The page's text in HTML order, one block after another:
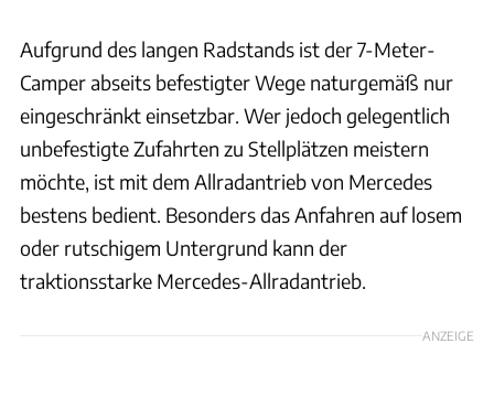
Aufgrund des langen Radstands ist der 7-Meter-
Camper abseits befestigter Wege naturgemäß nur
eingeschränkt einsetzbar. Wer jedoch gelegentlich
unbefestigte Zufahrten zu Stellplätzen meistern
möchte, ist mit dem Allradantrieb von Mercedes
bestens bedient. Besonders das Anfahren auf losem
oder rutschigem Untergrund kann der
traktionsstarke Mercedes-Allradantrieb.
ANZEIGE